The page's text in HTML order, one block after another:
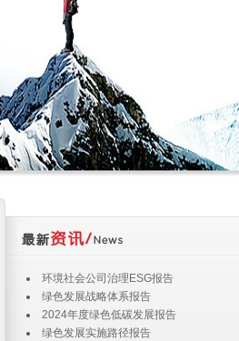
DTSF722-DSSF722型电子式
三相多费率电能表
环境社会公司治理ESG报告
绿色发展战略体系报告
2024年度绿色低碳发展报告
绿色发展实施路径报告